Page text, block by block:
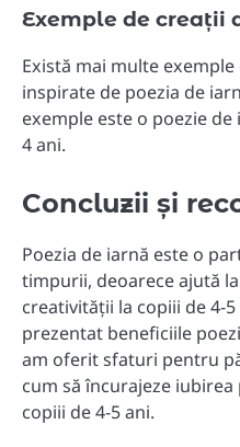
Exemple de creații
Există mai multe
inspirate de poezia de
exemple este o poezie
4 ani.
Concluzii și
Poezia de iarnă este o
timpurii, deoarece ajută
creativității la copiii de 4-
prezentat beneficiile
am oferit sfaturi pentru
cum să încurajeze
copiii de 4-5 ani.